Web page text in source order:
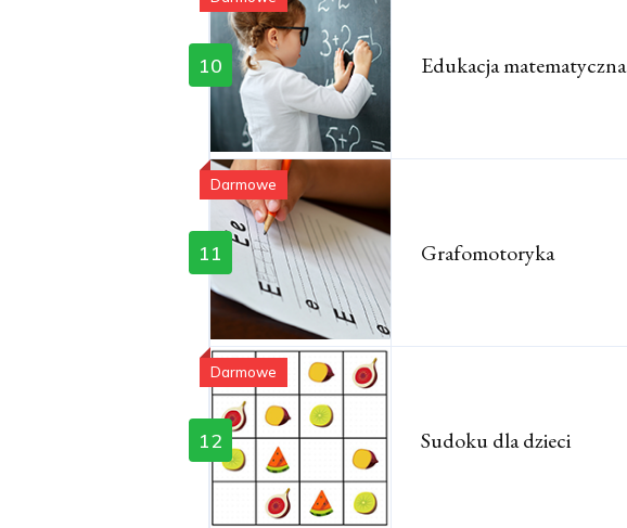
10 Edukacja matematyczna
Darmowe
11 Grafomotoryka
Darmowe
12 Sudoku dla dzieci